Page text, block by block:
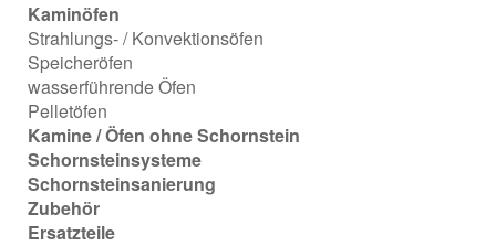
Kaminöfen
Strahlungs- / Konvektionsöfen
Speicheröfen
wasserführende Öfen
Pelletöfen
Kamine / Öfen ohne Schornstein
Schornsteinsysteme
Schornsteinsanierung
Zubehör
Ersatzteile